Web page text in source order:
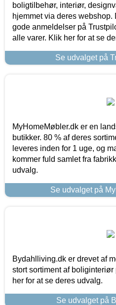
boligtilbehør, interiør,
hjemmet via deres
gode anmeldelser på
alle varer. Klik her for at se
Se udvalget på
MyHomeMøbler.dk er en
butikker. 80 % af deres
leveres inden for 1 uge, og
kommer fuld samlet fra
udvalg.
Se udvalget på
Bydahlliving.dk er drevet af
stort sortiment af
her for at se deres udvalg.
Se udvalget på